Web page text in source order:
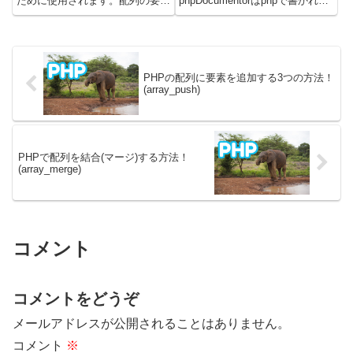
数が足りない場合に、不足分を同
固定長のデータ構造を扱う場合
や、特定のフォーマット...
いるソースコードからドキュメン
PHPの配列に要素を追加する3つの方法！
(array_push)
PHPで配列を結合(マージ)する方法！
(array_merge)
コメント
コメントをどうぞ
メールアドレスが公開されることはありません。
コメント ※